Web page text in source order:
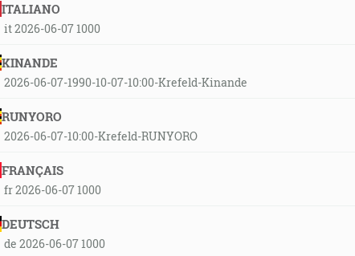
ITALIANO
it 2026-06-07 1000
KINANDE
2026-06-07-1990-10-07-10:00-Krefeld-Kinande
RUNYORO
2026-06-07-10:00-Krefeld-RUNYORO
FRANÇAIS
fr 2026-06-07 1000
DEUTSCH
de 2026-06-07 1000